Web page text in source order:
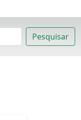
Pesquisar